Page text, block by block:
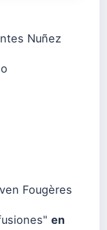
Nuñez
Fougères
en